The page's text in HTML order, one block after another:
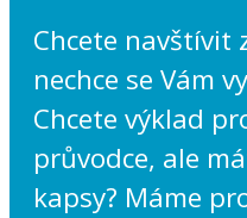
Chcete navštívit
nechce se Vám
Chcete výklad
průvodce, ale
kapsy? Máme